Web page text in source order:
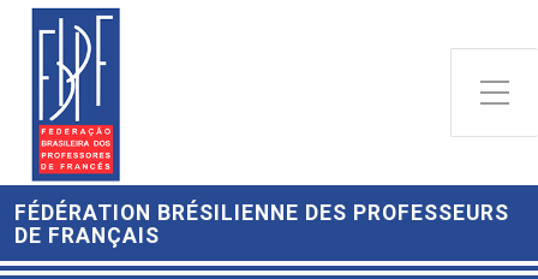
FÉDÉRATION BRÉSILIENNE DES PROFESSEURS
DE FRANÇAIS